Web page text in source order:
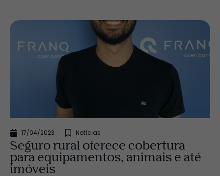
17/04/2023 Notícias
Seguro rural oferece cobertura
para equipamentos, animais e até
imóveis